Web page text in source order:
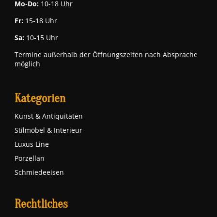
Mo-Do: 10-18 Uhr
Fr: 15-18 Uhr
Sa: 10-15 Uhr
Termine außerhalb der Öffnungszeiten nach Absprache
möglich
Kategorien
Kunst & Antiquitäten
Stilmöbel & Interieur
Luxus Line
Porzellan
Schmiedeeisen
Rechtliches